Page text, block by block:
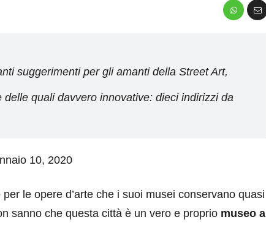
suggerimenti per gli amanti della Street Art,
quali davvero innovative: dieci indirizzi da
10, 2020
le opere d’arte che i suoi musei conservano quasi
sanno che questa città è un vero e proprio museo a